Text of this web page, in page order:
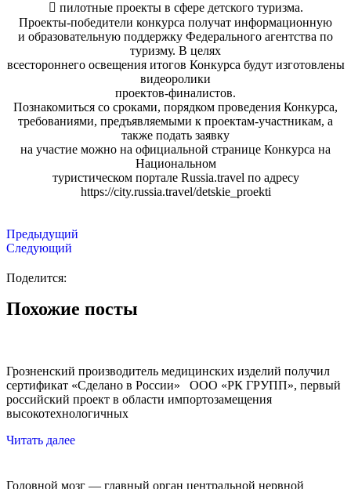
 пилотные проекты в сфере детского туризма.
Проекты-победители конкурса получат информационную
и образовательную поддержку Федерального агентства по
туризму. В целях
всестороннего освещения итогов Конкурса будут изготовлены
видеоролики
проектов-финалистов.
Познакомиться со сроками, порядком проведения Конкурса,
требованиями, предъявляемыми к проектам-участникам, а
также подать заявку
на участие можно на официальной странице Конкурса на
Национальном
туристическом портале Russia.travel по адресу
https://city.russia.travel/detskie_proekti
Предыдущий
Следующий
Поделится:
Похожие посты
Грозненский производитель медицинских изделий получил
сертификат «Сделано в России» ООО «РК ГРУПП», первый
российский проект в области импортозамещения
высокотехнологичных
Читать далее
Головной мозг — главный орган центральной нервной